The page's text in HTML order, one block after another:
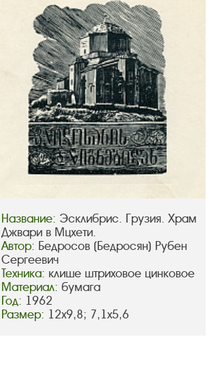
Название: Эсклибрис. Грузия. Храм
Джвари в Мцхети.
Автор: Бедросов (Бедросян) Рубен
Сергеевич
Техника: клише штриховое цинковое
Материал: бумага
Год: 1962
Размер: 12х9,8; 7,1х5,6